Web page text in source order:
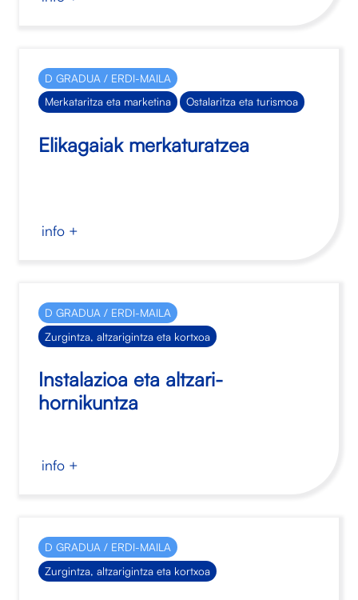
D GRADUA / ERDI-MAILA
Merkataritza eta marketina
Ostalaritza eta turismoa
Elikagaiak merkaturatzea
info +
D GRADUA / ERDI-MAILA
Zurgintza, altzarigintza eta kortxoa
Instalazioa eta altzari-
hornikuntza
info +
D GRADUA / ERDI-MAILA
Zurgintza, altzarigintza eta kortxoa